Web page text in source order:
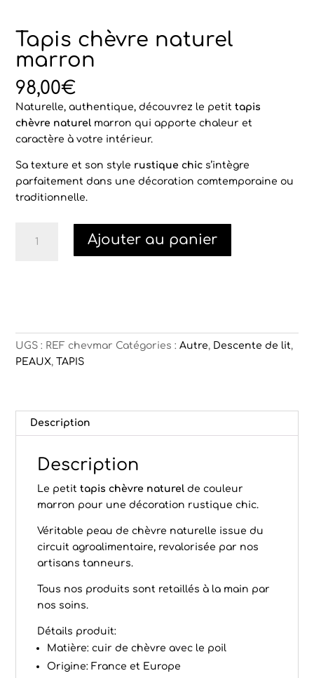
Tapis chèvre naturel
marron
98,00€
Naturelle, authentique, découvrez le petittapis
chèvre naturel marron qui apporte chaleur et
caractère à votre intérieur.
Sa texture et son style rustique chic s’intègre
parfaitement dans une décoration comtemporaine ou
traditionnelle.
Ajouter au panier
UGS : REF chevmar Catégories :Autre, Descente de lit,
PEAUX,TAPIS
Description
Description
Le petittapis chèvre naturel de couleur
marron pour une décoration rustique chic.
Véritable peau de chèvre naturelle issue du
circuit agroalimentaire, revalorisée par nos
artisans tanneurs.
Tous nos produits sont retaillés à la main par
nos soins.
Détails produit:
Matière: cuir de chèvre avec le poil
Origine: France et Europe